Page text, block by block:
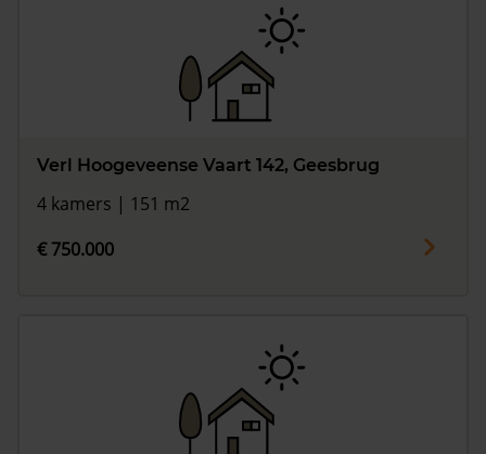
Verl Hoogeveense Vaart 142, Geesbrug
4 kamers | 151 m2
€ 750.000